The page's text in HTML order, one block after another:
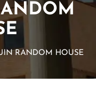
RANDOM HOUSE